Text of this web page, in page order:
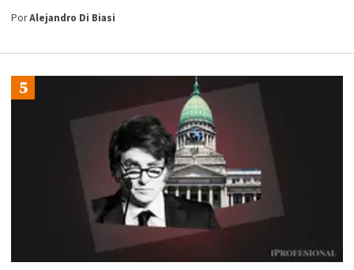
PorAlejandro Di Biasi